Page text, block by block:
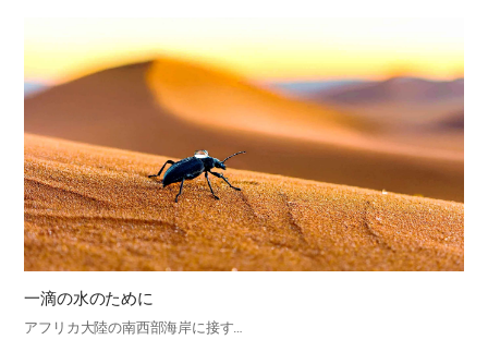
一滴の水のために
アフリカ大陸の南西部海岸に接す…